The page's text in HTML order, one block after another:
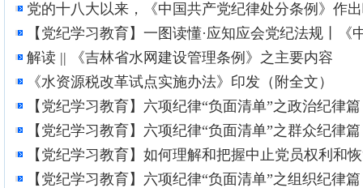
党的十八大以来，《中国共产党纪律处分条例》作
【党纪学习教育】一图读懂·应知应会党纪法规丨
解读 || 《吉林省水网建设管理条例》之主要内容
《水资源税改革试点实施办法》印发（附全文）
【党纪学习教育】六项纪律“负面清单”之政治纪律篇
【党纪学习教育】六项纪律“负面清单”之群众纪律篇
【党纪学习教育】如何理解和把握中止党员权利和
【党纪学习教育】六项纪律“负面清单”之组织纪律篇